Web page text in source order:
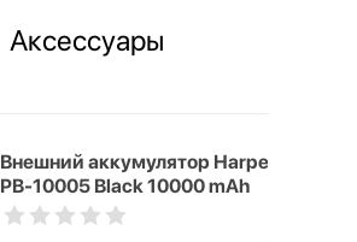
Аксессуары
Внешний аккумулятор Harper
PB-10005 Black 10000 mAh